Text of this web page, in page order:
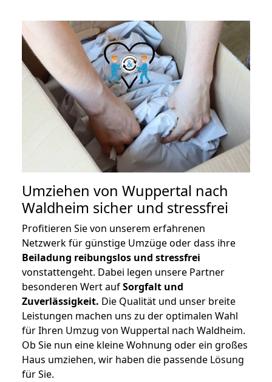
Umziehen von Wuppertal nach
Waldheim sicher und stressfrei
Profitieren Sie von unserem erfahrenen
Netzwerk für günstige Umzüge oder dass ihre
Beiladung reibungslos und stressfrei
vonstattengeht. Dabei legen unsere Partner
besonderen Wert aufSorgfalt und
Zuverlässigkeit. Die Qualität und unser breite
Leistungen machen uns zu der optimalen Wahl
für Ihren Umzug von Wuppertal nach Waldheim.
Ob Sie nun eine kleine Wohnung oder ein großes
Haus umziehen, wir haben die passende Lösung
für Sie.